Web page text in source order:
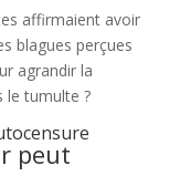
affirmaient avoir
blagues perçues
agrandir la
le tumulte ?
peut